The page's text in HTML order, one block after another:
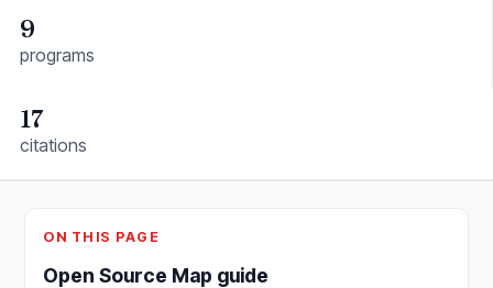
9
programs
17
citations
ON THIS PAGE
Open Source Map guide